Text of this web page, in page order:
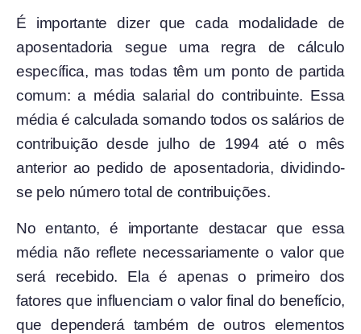
É importante dizer que cada modalidade de
aposentadoria segue uma regra de cálculo
específica, mas todas têm um ponto de partida
comum: a média salarial do contribuinte. Essa
média é calculada somando todos os salários de
contribuição desde julho de 1994 até o mês
anterior ao pedido de aposentadoria, dividindo-
se pelo número total de contribuições.
No entanto, é importante destacar que essa
média não reflete necessariamente o valor que
será recebido. Ela é apenas o primeiro dos
fatores que influenciam o valor final do benefício,
que dependerá também de outros elementos